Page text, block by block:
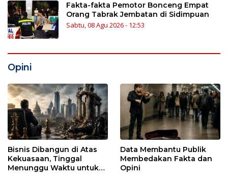
Fakta-fakta Pemotor Bonceng Empat
Orang Tabrak Jembatan di Sidimpuan
Sabtu, 08 Agu 2026 - 12:53
Opini
Bisnis Dibangun di Atas
Kekuasaan, Tinggal
Menunggu Waktu untuk
Data Membantu Publik
Membedakan Fakta dan
Opini